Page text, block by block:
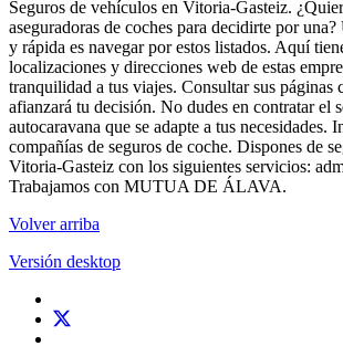
Seguros de vehículos en Vitoria-Gasteiz.
aseguradoras de coches para decidirte por
y rápida es navegar por estos listados. Aquí
localizaciones y direcciones web de estas
tranquilidad a tus viajes. Consultar sus páginas
afianzará tu decisión. No dudes en contratar el
autocaravana que se adapte a tus necesidades.
compañías de seguros de coche. Dispones de
Vitoria-Gasteiz con los siguientes servicios:
Trabajamos con MUTUA DE ÁLAVA.
Volver arriba
Versión desktop